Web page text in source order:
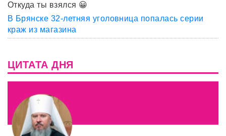
Откуда ты взялся 😀
В Брянске 32-летняя уголовница попалась серии
краж из магазина
ЦИТАТА ДНЯ